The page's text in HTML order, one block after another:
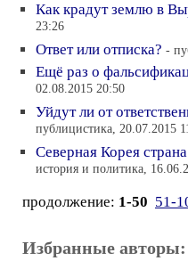
Как крадут землю в
23:26
Ответ или отписка? -
Ещё раз о
02.08.2015 20:50
Уйдут ли от
публицистика, 20.07.2015
Северная Корея
история и политика,
продолжение: 1-50 51-
Избранные авторы: